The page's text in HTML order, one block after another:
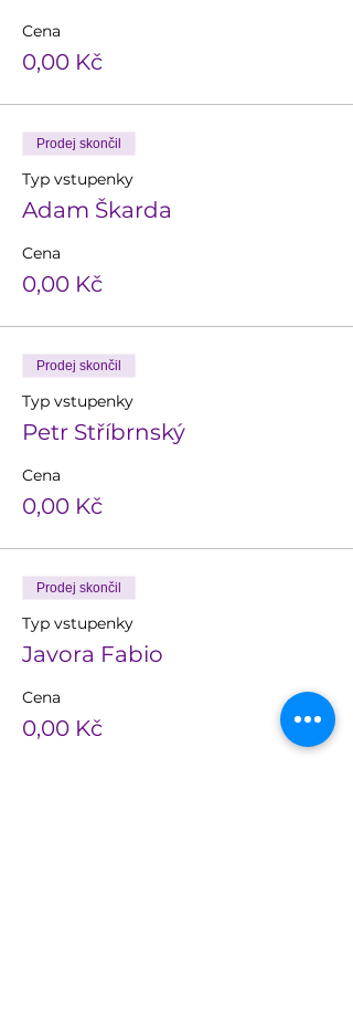
Cena
0,00 Kč
Prodej skončil
Typ vstupenky
Adam Škarda
Cena
0,00 Kč
Prodej skončil
Typ vstupenky
Petr Stříbrnský
Cena
0,00 Kč
Prodej skončil
Typ vstupenky
Javora Fabio
Cena
0,00 Kč